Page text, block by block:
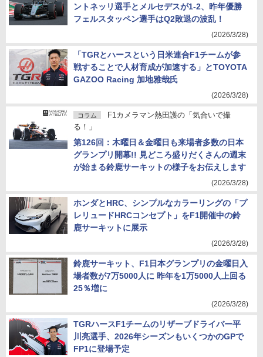
ントネッリ選手とメルセデスが1-2、昨年優勝
フェルスタッペン選手はQ2敗退の波乱！
(2026/3/28)
「TGRとハースという日米連合F1チームが参
戦することで人材育成が加速する」とTOYOTA
GAZOO Racing 加地雅哉氏
(2026/3/28)
コラム
F1カメラマン熱田護の「気合いで撮
る！」
第126回：木曜日＆金曜日も来場者多数の日本
グランプリ開幕!! 見どころ盛りだくさんの週末
が始まる鈴鹿サーキットの様子をお伝えします
(2026/3/28)
ホンダとHRC、シンプルなカラーリングの「プ
レリュードHRCコンセプト」をF1開催中の鈴
鹿サーキットに展示
(2026/3/28)
鈴鹿サーキット、F1日本グランプリの金曜日入
場者数が7万5000人に 昨年を1万5000人上回る
25％増に
(2026/3/28)
TGRハースF1チームのリザーブドライバー平
川亮選手、2026年シーズンもいくつかのGPで
FP1に登場予定